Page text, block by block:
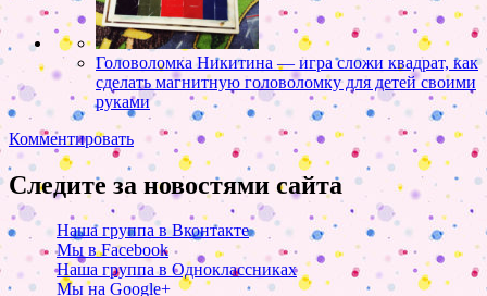
Головоломка Никитина — игра сложи квадрат, как
сделать магнитную головоломку для детей своими
руками
Комментировать
Следите за новостями сайта
Наша группа в Вконтакте
Мы в Facebook
Наша группа в Одноклассниках
Мы на Google+